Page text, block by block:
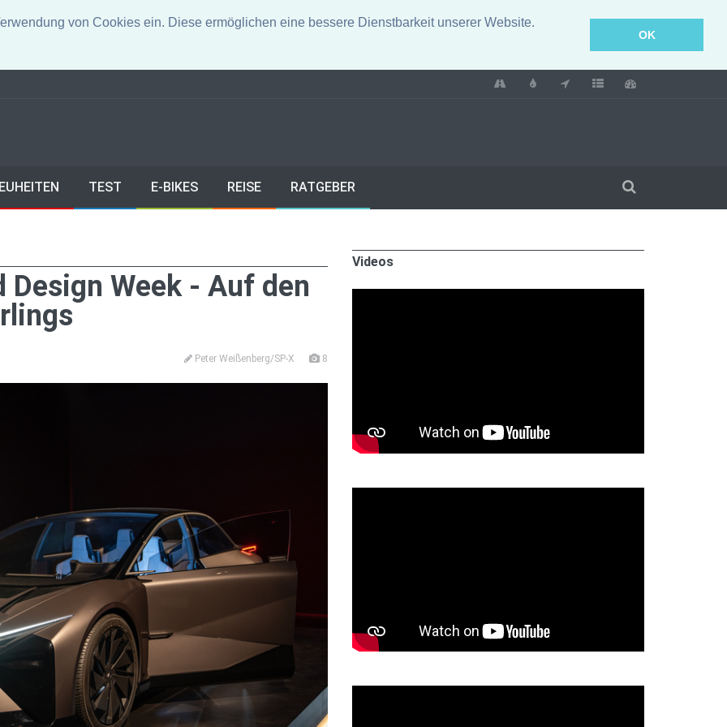
von Cookies ein. Diese ermöglichen eine bessere Dienstbarkeit unserer Website.
OK
TEST E-BIKES REISE RATGEBER
Week - Auf den
Peter Weißenberg/SP-X 8
Videos